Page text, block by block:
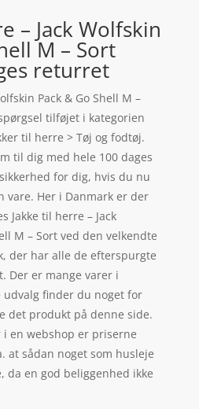
– Jack Wolfskin
M – Sort
returret
Pack & Go Shell M –
tilføjet i kategorien
til herre > Tøj og fodtøj.
til dig med hele 100 dages
for dig, hvis du nu
vare. Her i Danmark er der
Jakke til herre – Jack
M – Sort ved den velkendte
der har alle de efterspurgte
Der er mange varer i
finder du noget for
det produkt på denne side.
i en webshop er priserne
at sådan noget som husleje
da en god beliggenhed ikke